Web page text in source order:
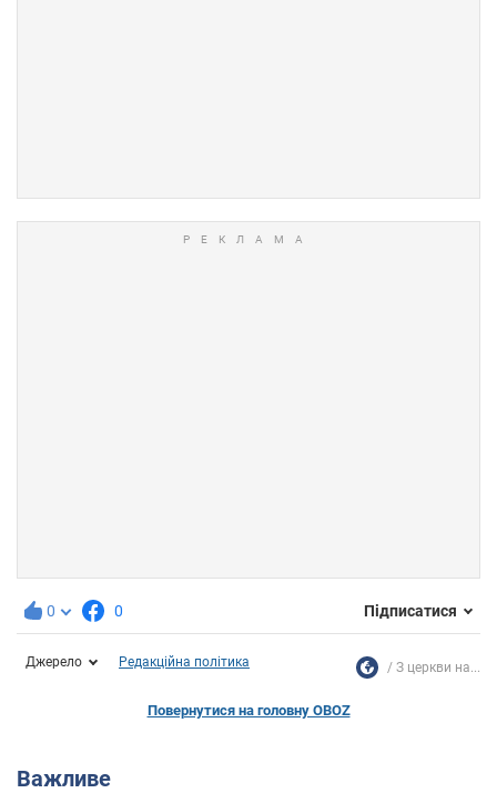
0 0 Підписатися
Джерело Редакційна політика З церкви на...
Повернутися на головну OBOZ
Важливе